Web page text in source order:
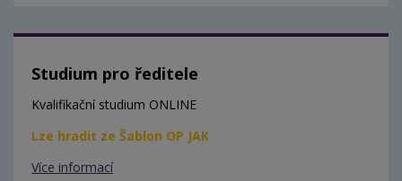
Studium pro ředitele
Kvalifikační studium ONLINE
Lze hradit ze Šablon OP JAK
Více informací